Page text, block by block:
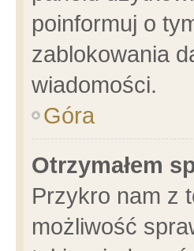
poinformuj o
zablokowania
wiadomości.
Góra
Otrzymałem
Przykro nam z
możliwość